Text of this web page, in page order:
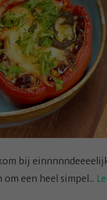
bij
een heel simpel...